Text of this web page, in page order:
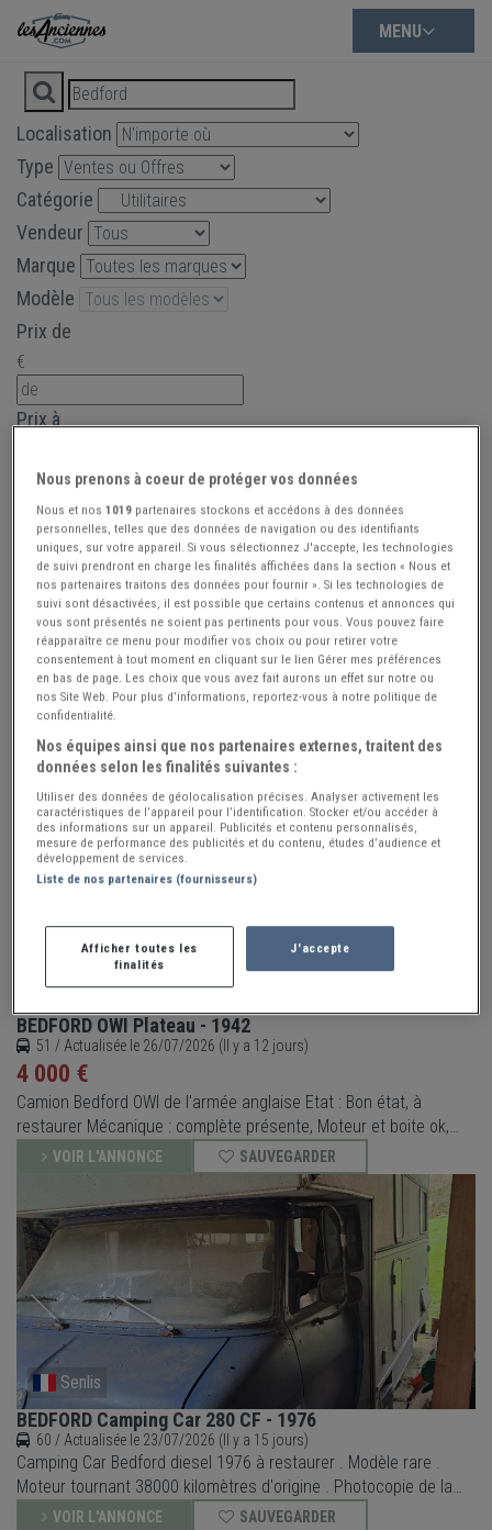
MENU
Localisation
Type
Catégorie
Vendeur
Marque
Modèle
Prix de
€
Prix à
Année de
Année à
Valider les filtres
Filtrer les résultats
Véhicules utilitaires de collection à vendre
3 annonces de Ventes Utilitaires
Créer alerte
Montmirail
BEDFORD OWI Plateau - 1942
51 / Actualisée le 26/07/2026 (Il y a 12 jours)
4 000 €
Camion Bedford OWI de l'armée anglaise Etat : Bon état, à
restaurer Mécanique : complète présente, Moteur et boite ok,
présents Carrosserie : Propre, à restaurer Intérieur : présent à
restaurer Carte grise Ok. Prix : 4000€ à débattre devant le
véhicule, Véhicule visible à Montmirail (51-Marn
VOIR L'ANNONCE SAUVEGARDER
Senlis
BEDFORD Camping Car 280 CF - 1976
60 / Actualisée le 23/07/2026 (Il y a 15 jours)
Camping Car Bedford diesel 1976 à restaurer . Modèle rare .
Moteur tournant 38000 kilomètres d'origine . Photocopie de la
carte grise seulement , faire une demande de carte grise de
VOIR L'ANNONCE SAUVEGARDER
Nous prenons à coeur de protéger vos données
Nous et nos1019 partenaires stockons et accédons à des données
personnelles, telles que des données de navigation ou des identifiants
uniques, sur votre appareil. Si vous sélectionnez J'accepte, les technologies
de suivi prendront en charge les finalités affichées dans la section « Nous et
nos partenaires traitons des données pour fournir ». Si les technologies de
suivi sont désactivées, il est possible que certains contenus et annonces qui
vous sont présentés ne soient pas pertinents pour vous. Vous pouvez faire
réapparaître ce menu pour modifier vos choix ou pour retirer votre
consentement à tout moment en cliquant sur le lien Gérer mes préférences
en bas de page. Les choix que vous avez fait aurons un effet sur notre ou
nos Site Web. Pour plus d’informations, reportez-vous à notre politique de
confidentialité.
Nos équipes ainsi que nos partenaires externes, traitent des
données selon les finalités suivantes :
Utiliser des données de géolocalisation précises. Analyser activement les
caractéristiques de l’appareil pour l’identification. Stocker et/ou accéder à
des informations sur un appareil. Publicités et contenu personnalisés,
mesure de performance des publicités et du contenu, études d’audience et
développement de services.
Liste de nos partenaires (fournisseurs)
Afficher toutes les
finalités
J'accepte